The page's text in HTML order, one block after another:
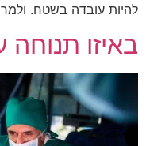
להיות עובדה בשטח.
באיזו